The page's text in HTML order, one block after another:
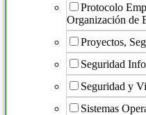
Protocolo
Organización de
Proyectos,
Seguridad
Seguridad y
Sistemas